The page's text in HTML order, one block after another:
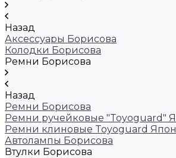
Назад
Аксессуары Борисова
Колодки Борисова
Ремни Борисова
Назад
Ремни Борисова
Ремни ручейковые "Toyoguard"
Ремни клиновые Toyoguard
Автолампы Борисова
Втулки Борисова